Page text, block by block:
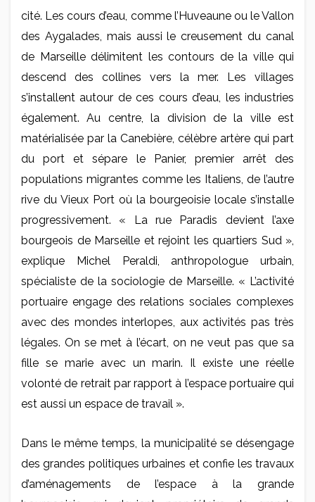
cité. Les cours d’eau, comme l’Huveaune ou le Vallon
des Aygalades, mais aussi le creusement du canal
de Marseille délimitent les contours de la ville qui
descend des collines vers la mer. Les villages
s’installent autour de ces cours d’eau, les industries
également. Au centre, la division de la ville est
matérialisée par la Canebière, célèbre artère qui part
du port et sépare le Panier, premier arrêt des
populations migrantes comme les Italiens, de l’autre
rive du Vieux Port où la bourgeoisie locale s’installe
progressivement. « La rue Paradis devient l’axe
bourgeois de Marseille et rejoint les quartiers Sud »,
explique Michel Peraldi, anthropologue urbain,
spécialiste de la sociologie de Marseille. « L’activité
portuaire engage des relations sociales complexes
avec des mondes interlopes, aux activités pas très
légales. On se met à l’écart, on ne veut pas que sa
fille se marie avec un marin. Il existe une réelle
volonté de retrait par rapport à l’espace portuaire qui
est aussi un espace de travail ».
Dans le même temps, la municipalité se désengage
des grandes politiques urbaines et confie les travaux
d’aménagements de l’espace à la grande